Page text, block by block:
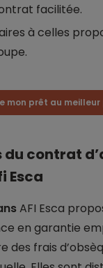
facilitée.
à celles
mon prêt au meilleur
du contrat
Esca
AFI Esca
en garantie
des frais